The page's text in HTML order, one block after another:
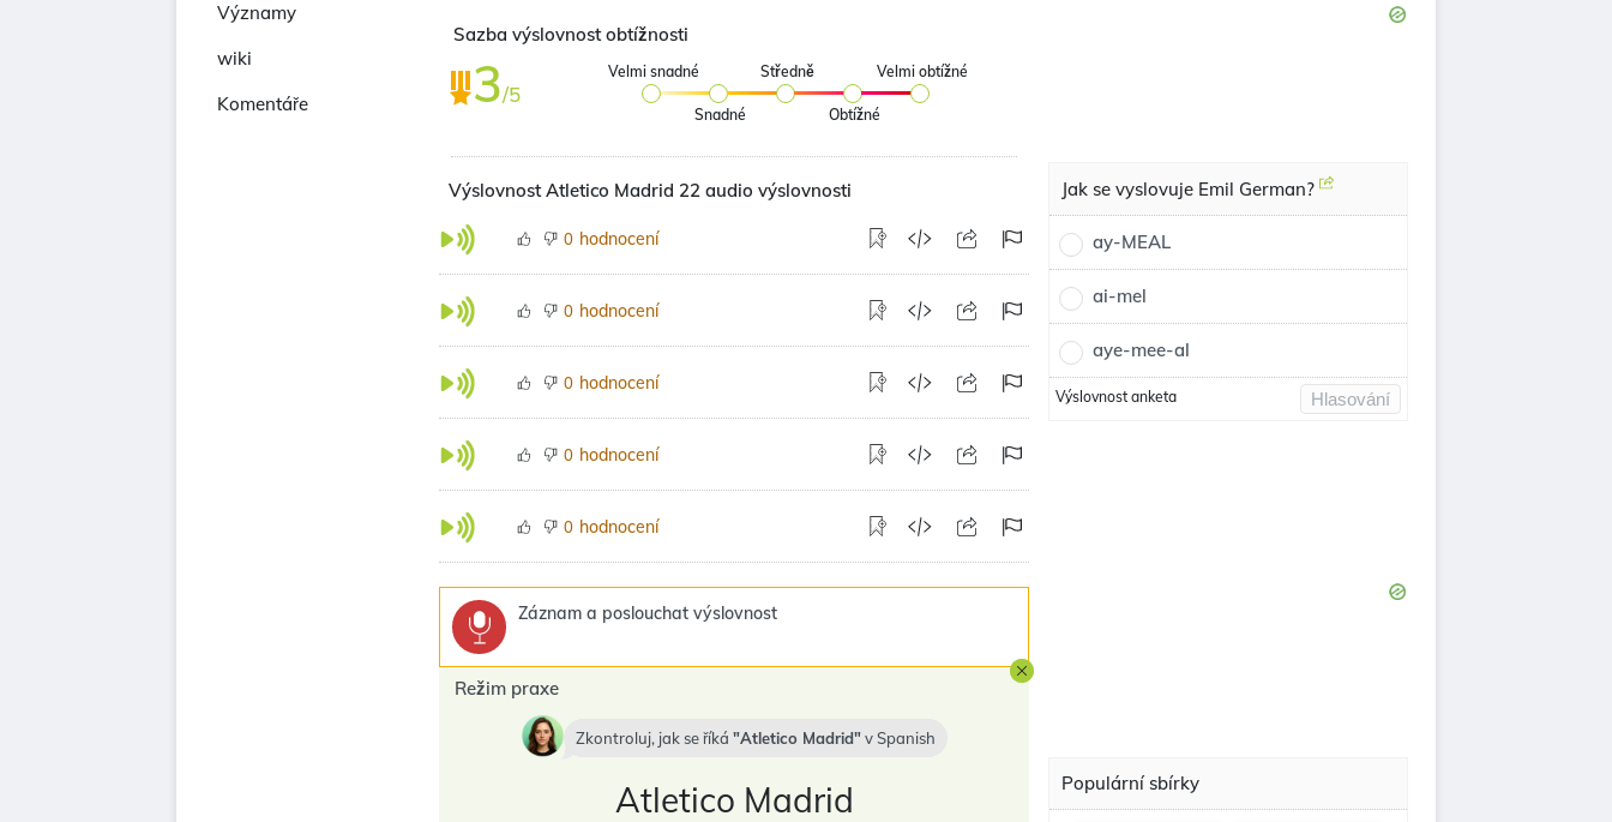
Významy
wiki
Komentáře
Sazba výslovnost obtížnosti
3/5
Velmi snadné
Snadné
Středně
Obtížné
Velmi obtížné
Výslovnost Atletico Madrid 22 audio výslovnosti
0 hodnocení
0 hodnocení
0 hodnocení
0 hodnocení
0 hodnocení
Záznam a poslouchat výslovnost
Režim praxe
Zkontroluj, jak se říká Atletico Madrid v Spanish
Atletico Madrid
Jak se vyslovuje Emil German?
ay-MEAL
ai-mel
aye-mee-al
Výslovnost anketa Hlasování
Populární sbírky